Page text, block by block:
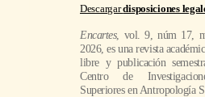
Descargardisposiciones
Encartes, vol. 9, núm 17,
2026, es una revista
libre y publicación
Centro de
Superiores en Antropología